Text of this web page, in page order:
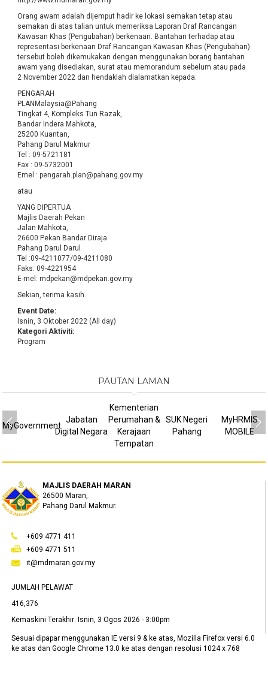
Orang awam adalah dijemput hadir ke lokasi semakan tetap atau
semakan di atas talian untuk memeriksa Laporan Draf Rancangan
Kawasan Khas (Pengubahan) berkenaan. Bantahan terhadap atau
representasi berkenaan Draf Rancangan Kawasan Khas (Pengubahan)
tersebut boleh dikemukakan dengan menggunakan borang bantahan
awam yang disediakan, surat atau memorandum sebelum atau pada
2 November 2022 dan hendaklah dialamatkan kepada:
PENGARAH
PLANMalaysia@Pahang
Tingkat 4, Kompleks Tun Razak,
Bandar Indera Mahkota,
25200 Kuantan,
Pahang Darul Makmur
Tel : 09-5721181
Fax : 09-5732001
Emel : pengarah.plan@pahang.gov.my
atau
YANG DIPERTUA
Majlis Daerah Pekan
Jalan Mahkota,
26600 Pekan Bandar Diraja
Pahang Darul Darul
Tel :09-4211077/09-4211080
Faks: 09-4221954
E-mel: mdpekan@mdpekan.gov.my
Sekian, terima kasih.
Event Date:
Isnin, 3 Oktober 2022 (All day)
Kategori Aktiviti:
Program
PAUTAN LAMAN
MyGovernment
Jabatan
Digital Negara
Kementerian
Perumahan &
Kerajaan
Tempatan
SUK Negeri
Pahang
MyHRMIS
MOBILE
MAJLIS DAERAH MARAN
26500 Maran,
Pahang Darul Makmur.
+609 4771 411
+609 4771 511
it@mdmaran.gov.my
JUMLAH PELAWAT
416,376
Kemaskini Terakhir: Isnin, 3 Ogos 2026 - 3:00pm
Sesuai dipapar menggunakan IE versi 9 & ke atas, Mozilla Firefox versi 6.0
ke atas dan Google Chrome 13.0 ke atas dengan resolusi 1024 x 768